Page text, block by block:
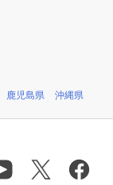
鹿児島県 沖縄県